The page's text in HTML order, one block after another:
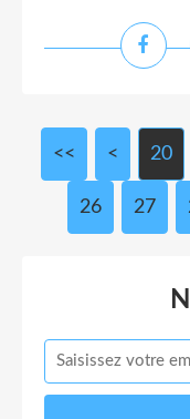
<< < 10
20
26 27